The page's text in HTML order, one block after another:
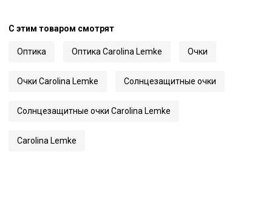
Длина заушника
145
С этим товаром смотрят
Оптика Оптика Carolina Lemke Очки
Очки Carolina Lemke Солнцезащитные очки
Солнцезащитные очки Carolina Lemke
Carolina Lemke